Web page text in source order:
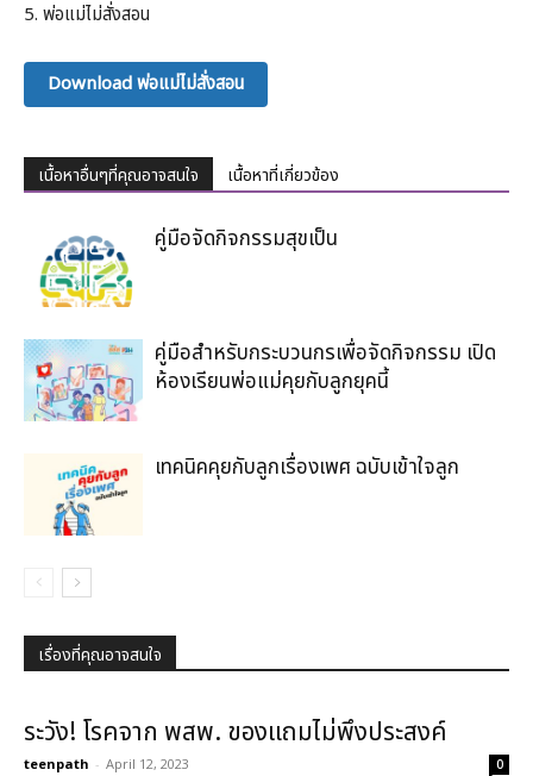
5. พ่อแม่ไม่สั่งสอน
Download พ่อแม่ไม่สั่งสอน
เนื้อหาอื่นๆที่คุณอาจสนใจ เนื้อหาที่เกี่ยวข้อง
คู่มือจัดกิจกรรมสุขเป็น
คู่มือสำหรับกระบวนกรเพื่อจัดกิจกรรม เปิด
ห้องเรียนพ่อแม่คุยกับลูกยุคนี้
เทคนิคคุยกับลูกเรื่องเพศ ฉบับเข้าใจลูก
เรื่องที่คุณอาจสนใจ
ระวัง! โรคจาก พสพ. ของแถมไม่พึงประสงค์
teenpath - April 12, 2023 0